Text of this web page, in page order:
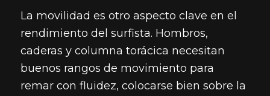
La movilidad es otro aspecto clave en el
rendimiento del surfista. Hombros,
caderas y columna torácica necesitan
buenos rangos de movimiento para
remar con fluidez, colocarse bien sobre la